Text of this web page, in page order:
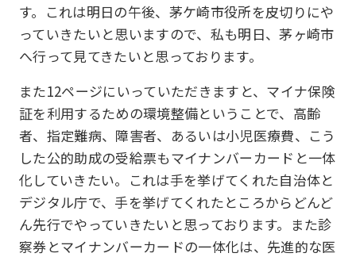
す。これは明日の午後、茅ケ崎市役所を皮切りにや
っていきたいと思いますので、私も明日、茅ヶ崎市
へ行って見てきたいと思っております。
また12ページにいっていただきますと、マイナ保険
証を利用するための環境整備ということで、高齢
者、指定難病、障害者、あるいは小児医療費、こう
した公的助成の受給票もマイナンバーカードと一体
化していきたい。これは手を挙げてくれた自治体と
デジタル庁で、手を挙げてくれたところからどんど
ん先行でやっていきたいと思っております。また診
察券とマイナンバーカードの一体化は、先進的な医